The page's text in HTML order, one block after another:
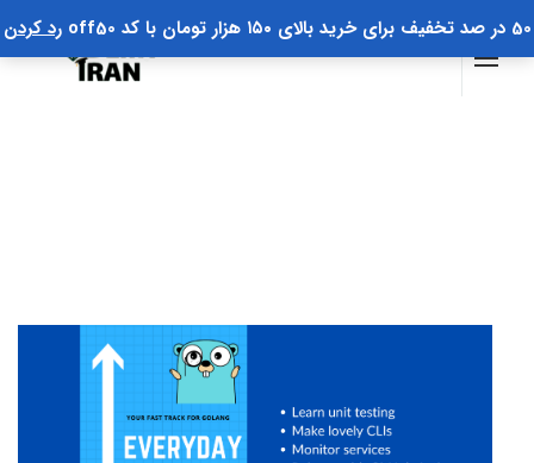
50 در صد تخفیف برای خرید بالای ۱۵۰ هزار تومان با کد off50 رد کردن